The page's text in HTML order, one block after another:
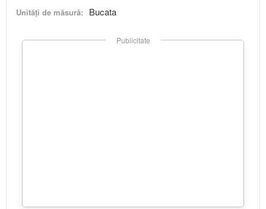
Unități de măsură: Bucata
Publicitate